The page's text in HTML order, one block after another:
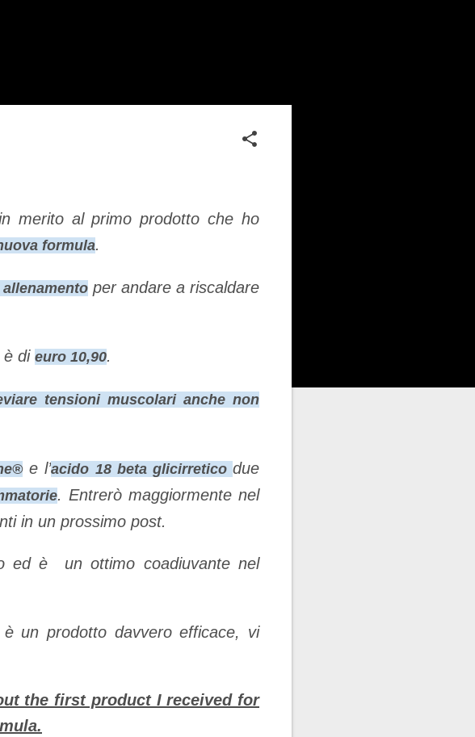
merito al primo prodotto che ho
formula.
per andare a riscaldare
è di euro 10,90.
tensioni muscolari anche non
e l’acido 18 beta glicirreticodue
. Entrerò maggiormente nel
in un prossimo post.
ed è un ottimo coadiuvante nel
un prodotto davvero efficace, vi
the first product I received for